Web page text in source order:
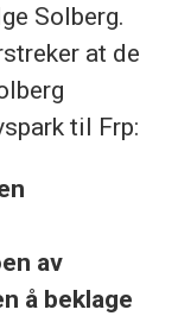
Solberg.
at de
til Frp:
av
å beklage